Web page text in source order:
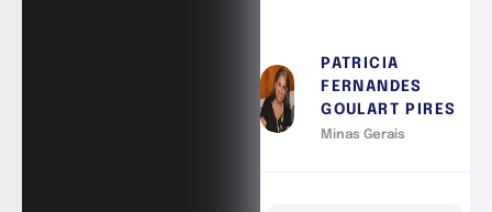
PATRICIA
FERNANDES
GOULART PIRES
Minas Gerais